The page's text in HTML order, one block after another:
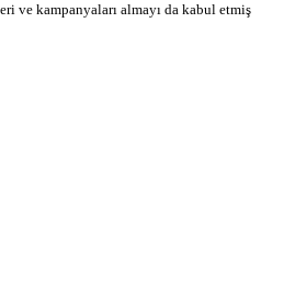
ve kampanyaları almayı da kabul etmiş